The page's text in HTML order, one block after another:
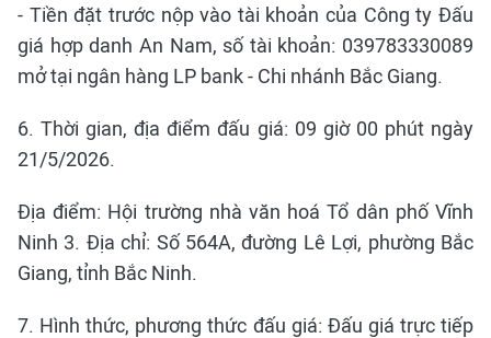
- Tiền đặt trước nộp vào tài khoản của Công ty Đấu
giá hợp danh An Nam, số tài khoản: 039783330089
mở tại ngân hàng LP bank - Chi nhánh Bắc Giang.
6. Thời gian, địa điểm đấu giá: 09 giờ 00 phút ngày
21/5/2026.
Địa điểm: Hội trường nhà văn hoá Tổ dân phố Vĩnh
Ninh 3. Địa chỉ: Số 564A, đường Lê Lợi, phường Bắc
Giang, tỉnh Bắc Ninh.
7. Hình thức, phương thức đấu giá: Đấu giá trực tiếp